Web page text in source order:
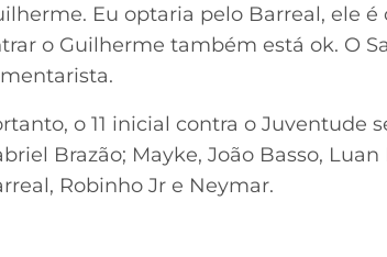
Eu optaria pelo Barreal, ele
o Guilherme também está ok. O
o 11 inicial contra o Juventude
Brazão; Mayke, João Basso,
Robinho Jr e Neymar.